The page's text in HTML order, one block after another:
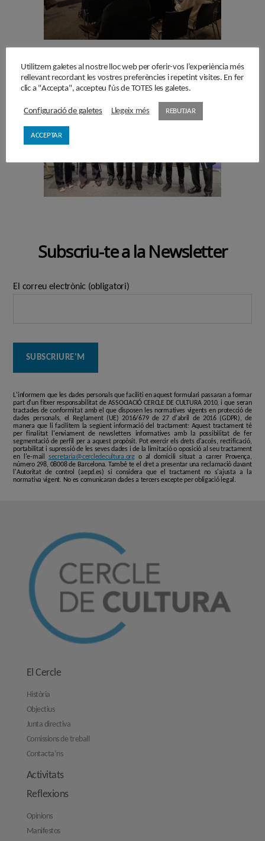
Subscriu-te a la Newsletter
El correu electrònic (obligatori)
L'informem que les dades personals que faciliti en aquest formulari passaran a formar
part d'un fitxer responsabilitat de ASSOCIACIÓ CERCLE DE CULTURA 2010, i que seran
tractades de conformitat amb el que disposen les normatives vigents en protecció de
dades personals, el Reglament (UE) 2016/679 de 27 d'abril de 2016 (GDPR), de
manera que li facilitem la següent informació del tractament: Aquest tractament té
per finalitat l'enviament de newsletters informatives amb la possibilitat de fer
segmentació de perfil per a aquest propòsit. Pot exercir els drets d'accés, rectificació,
portabilitat i supressió de les seves dades i de la limitació o oposició al seu tractament
en l'e-mail secretaria@cercledecultura.orgo al domicili situat a carrer Provença,
número 298, 08008 de Barcelona. També te el dret a presentar una reclamació davant
l'Autoritat de control (aepd.es) si considera que el tractament no s'ajusta a la
normativa vigent. No es comunicaran dades a tercers excepte per obligació legal.
El Cercle
Història
Objectius
Junta directiva
Comissions de treball
Contacta’ns
Activitats
Reflexions
Opinions
Manifestos
Utilitzem galetes al nostre lloc web per oferir-vos l’experiència més
rellevant recordant les vostres preferències i repetint visites. En fer
clic a "Accepta", accepteu l'ús de TOTES les galetes.
Configuració de galetes Llegeix més REBUTJAR
ACCEPTAR